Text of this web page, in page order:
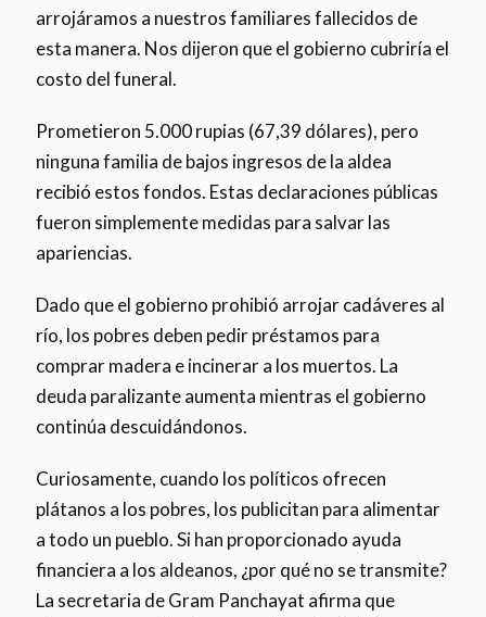
arrojáramos a nuestros familiares fallecidos de
esta manera. Nos dijeron que el gobierno cubriría el
costo del funeral.
Prometieron 5.000 rupias (67,39 dólares), pero
ninguna familia de bajos ingresos de la aldea
recibió estos fondos. Estas declaraciones públicas
fueron simplemente medidas para salvar las
apariencias.
Dado que el gobierno prohibió arrojar cadáveres al
río, los pobres deben pedir préstamos para
comprar madera e incinerar a los muertos. La
deuda paralizante aumenta mientras el gobierno
continúa descuidándonos.
Curiosamente, cuando los políticos ofrecen
plátanos a los pobres, los publicitan para alimentar
a todo un pueblo. Si han proporcionado ayuda
financiera a los aldeanos, ¿por qué no se transmite?
La secretaria de Gram Panchayat afirma que